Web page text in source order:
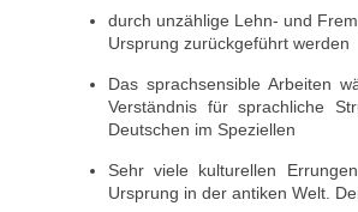
durch unzählige Lehn- und
Ursprung zurückgeführt werden
Das sprachsensible Arbeiten
Verständnis für sprachliche
Deutschen im Speziellen
Sehr viele kulturellen
Ursprung in der antiken Welt.